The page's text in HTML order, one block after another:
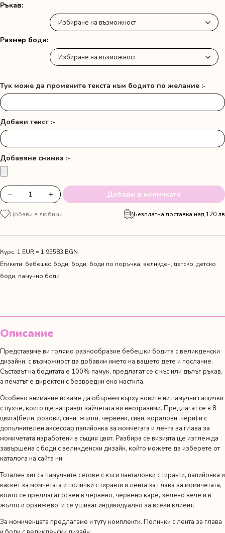
42.00 лв.
21.47 €
Ръкав
Размер боди
Тук може да промените текста към бодито по желание :-
Добави текст :-
Добавяне снимка :-
количество
за
Сини
пухче
и
папийонка
мама
тати"
− + Добави в количката
Добави в любими Безплатна доставка над 120 лв
Курс: 1 EUR = 1.95583 BGN
Етикети: бебешко боди, боди, боди по поръчка, великден, детско, детско
боди, памучно боди
Описание
Представяме ви голямо разнообразие бебешки бодита с великденски
дизайни, с възможност да добавим името на вашето дете и послание.
Съставът на бодитата е 100% памук, предлагат се с къс или дълъг ръкав,
а печатът е директен с безвредни еко мастила.
Особено внимание искаме да обърнем върху новите ни памучни гащички
с пухче, които ще направят зайчетата ви неотразими. Предлагат се в 8
цвята(бели, розови, сини, жълти, червени, сиви, коралови, чери) и с
допълнителен аксесоар папийонка за момчетата и лента за глава за
момичетата изработени в същия цвят. Разбира се визията ще изглежда
завършена с боди с великденски дизайн, който можете да изберете от
каталога на сайта ни.
Тотален хит са памучните сетове скъси панталонки с тиранти, папийонка и
каскет за момчетата и полички с тиранти и лента за глава за момичетата,
които се предлагат освен в червено, червено каре, зелено вече и в
жълто и оранжево, и се ушиват индивидуално за всеки клиент.
За момиченцата предлагаме и туту комплекти. Полички с лента за глава